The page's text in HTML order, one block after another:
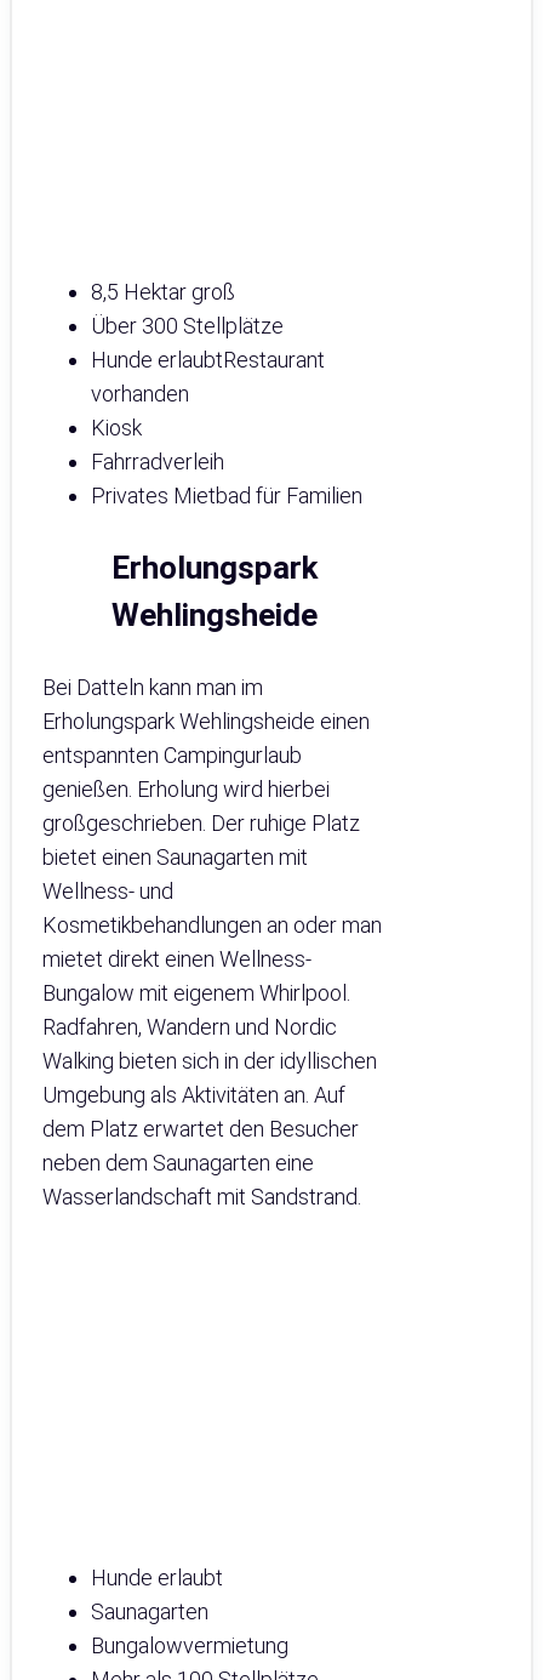
8,5 Hektar groß
Über 300 Stellplätze
Hunde erlaubtRestaurant
vorhanden
Kiosk
Fahrradverleih
Privates Mietbad für Familien
Erholungspark
Wehlingsheide
Bei Datteln kann man im
Erholungspark Wehlingsheide einen
entspannten Campingurlaub
genießen. Erholung wird hierbei
großgeschrieben. Der ruhige Platz
bietet einen Saunagarten mit
Wellness- und
Kosmetikbehandlungen an oder man
mietet direkt einen Wellness-
Bungalow mit eigenem Whirlpool.
Radfahren, Wandern und Nordic
Walking bieten sich in der idyllischen
Umgebung als Aktivitäten an. Auf
dem Platz erwartet den Besucher
neben dem Saunagarten eine
Wasserlandschaft mit Sandstrand.
Hunde erlaubt
Saunagarten
Bungalowvermietung